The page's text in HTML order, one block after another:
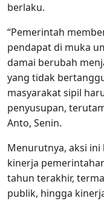
berlaku.
“Pemerintah
pendapat di muka
damai berubah
yang tidak
masyarakat sipil
penyusupan,
Anto, Senin.
Menurutnya, aksi
kinerja
tahun terakhir,
publik, hingga